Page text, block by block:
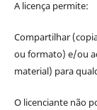
A licença permite:
Compartilhar
ou formato) e/ou
material) para
O licenciante não